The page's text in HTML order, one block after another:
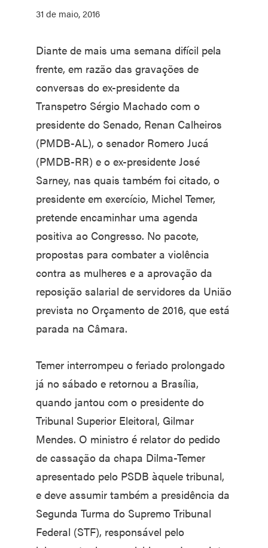
31 de maio, 2016
Diante de mais uma semana difícil pela
frente, em razão das gravações de
conversas do ex-presidente da
Transpetro Sérgio Machado com o
presidente do Senado, Renan Calheiros
(PMDB-AL), o senador Romero Jucá
(PMDB-RR) e o ex-presidente José
Sarney, nas quais também foi citado, o
presidente em exercício, Michel Temer,
pretende encaminhar uma agenda
positiva ao Congresso. No pacote,
propostas para combater a violência
contra as mulheres e a aprovação da
reposição salarial de servidores da União
prevista no Orçamento de 2016, que está
parada na Câmara.
Temer interrompeu o feriado prolongado
já no sábado e retornou a Brasília,
quando jantou com o presidente do
Tribunal Superior Eleitoral, Gilmar
Mendes. O ministro é relator do pedido
de cassação da chapa Dilma-Temer
apresentado pelo PSDB àquele tribunal,
e deve assumir também a presidência da
Segunda Turma do Supremo Tribunal
Federal (STF), responsável pelo